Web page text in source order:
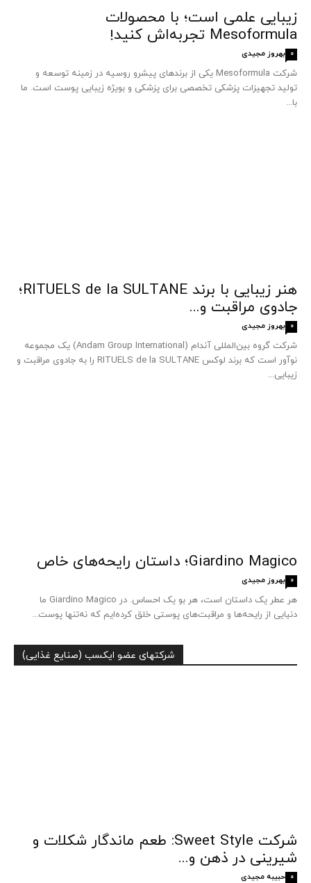
زیبایی علمی است؛ با محصولات
Mesoformula تجربه‌اش کنید!
بهروز مجیدی 0
شرکت Mesoformula یکی از برندهای پیشرو روسیه در زمینه توسعه و
تولید تجهیزات پزشکی تخصصی برای پزشکی و بویژه زیبایی پوست است. ما
با...
هنر زیبایی با برند RITUELS de la SULTANE؛
جادوی مراقبت و...
بهروز مجیدی 0
شرکت گروه بین‌المللی آندام (Andam Group International) یک مجموعه
نوآور است که برند لوکس RITUELS de la SULTANE را به جادوی مراقبت و
زیبایی...
Giardino Magico؛ داستان رایحه‌های خاص
بهروز مجیدی 0
هر عطر یک داستان است، هر بو یک احساس. در Giardino Magico ما
دنیایی از رایحه‌ها و مراقبت‌های پوستی خلق کرده‌ایم که نه‌تنها پوست...
شرکتهای عضو ایکسب (صنایع غذایی)
شرکت Sweet Style: طعم ماندگار شکلات و
شیرینی در ذهن و...
حبیبه مجیدی 0